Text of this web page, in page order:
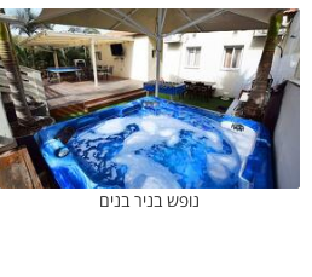
נופש בניר בנים